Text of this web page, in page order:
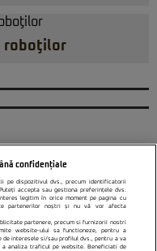
roboţilor
confidențiale
pe dispozitivul dvs., precum identificatorii
accepta sau gestiona preferințele dvs.
legitim în orice moment pe pagina cu
partenerilor noștri și nu vă vor afecta
partenere, precum si furnizorii nostri
website-ului sa functioneze, pentru a
interesele si/sau profilul dvs., pentru a va
analiza traficul pe website. Beneficiati de